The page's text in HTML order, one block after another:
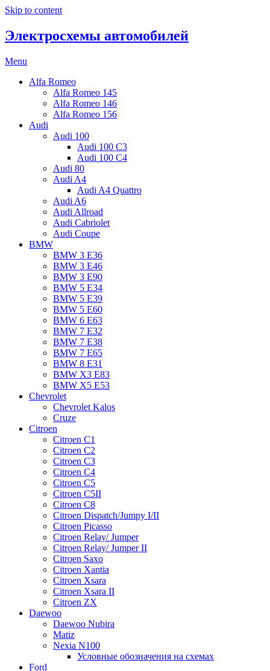
Skip to content
Электросхемы автомобилей
Menu
Alfa Romeo
Alfa Romeo 145
Alfa Romeo 146
Alfa Romeo 156
Audi
Audi 100
Audi 100 C3
Audi 100 C4
Audi 80
Audi A4
Audi A4 Quattro
Audi A6
Audi Allroad
Audi Cabriolet
Audi Coupe
BMW
BMW 3 E36
BMW 3 E46
BMW 3 E90
BMW 5 E34
BMW 5 E39
BMW 5 E60
BMW 6 Е63
BMW 7 Е32
BMW 7 Е38
BMW 7 Е65
BMW 8 Е31
BMW X3 E83
BMW X5 E53
Chevrolet
Chevrolet Kalos
Cruze
Citroen
Citroen C1
Citroen C2
Citroen C3
Citroen C4
Citroen C5
Citroen C5II
Citroen C8
Citroen Dispatch/Jumpy I/II
Citroen Picasso
Citroen Relay/ Jumper
Citroen Relay/ Jumper II
Citroen Saxo
Citroen Xantia
Citroen Xsara
Citroen Xsara II
Citroen ZX
Daewoo
Daewoo Nubira
Matiz
Nexia N100
Условные обозначения на схемах
Ford